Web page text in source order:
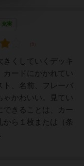
充実
きくしていくデッキ
カードにかかれてい
ト、名前、フレーバ
ゃかわいい。見てい
できることは、カー
から１枚または（条